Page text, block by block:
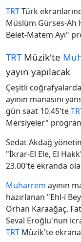
TRTTürk
Müslüm Gürses-Ah
Belet-Matem Ayı"
TRTMüzik'te
yayın yapılacak
Çeşitli
ayının manasını
gün saat 10.45'te
Mersiyeler"
Sedat Akdağ
"İkrar-El Ele, El
23.00'te ekranda
Muharrem ayının
hazırlanan "Ehl-i
Orhan Karaağaç,
Seval Eroğlu'nun
TRT Müzik'te